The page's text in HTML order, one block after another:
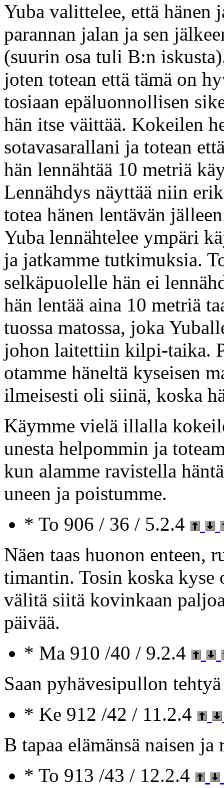
Yuba valittelee, että
parannan jalan ja sen
(suurin osa tuli B:n
joten totean että tämä on
tosiaan epäluonnollisen
hän itse väittää. Kokeilen
sotavasarallani ja totean
hän lennähtää 10 metriä
Lennähdys näyttää niin
totea hänen lentävän
Yuba lennähtelee ympäri
ja jatkamme tutkimuksia.
selkäpuolelle hän ei
hän lentää aina 10 metriä
tuossa matossa, joka
johon laitettiin kilpi-taika.
otamme häneltä kyseisen
ilmeisesti oli siinä, koska
Käymme vielä illalla
unesta helpommin ja
kun alamme ravistella
uneen ja poistumme.
* To 906 / 36 / 5.2.4
Näen taas huonon enteen,
timantin. Tosin koska
välitä siitä kovinkaan
päivää.
* Ma 910 /40 / 9.2.4
Saan pyhävesipullon
* Ke 912 /42 / 11.2.4
B tapaa elämänsä naisen
* To 913 /43 / 12.2.4